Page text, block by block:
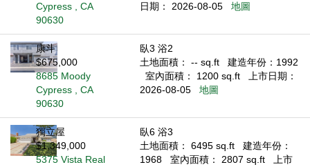
Cypress , CA
90630
日期： 2026-08-05
地圖
康斗
$675,000
8685 Moody
Cypress , CA
90630
臥3 浴2
土地面積： -- sq.ft
建造年份：1992
室內面積： 1200 sq.ft
上市日期：
2026-08-05
地圖
獨立屋
$1,349,000
5375 Vista Real
臥6 浴3
土地面積： 6495 sq.ft
建造年份：
1968
室內面積： 2807 sq.ft
上市